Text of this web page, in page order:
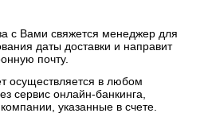
соответствующем поле ФИО
все поля формы и
будет выставлен счет.